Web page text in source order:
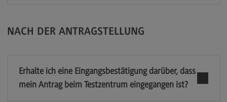
NACH DER ANTRAGSTELLUNG
Erhalte ich eine Eingangsbestätigung darüber, dass
mein Antrag beim Testzentrum eingegangen ist?